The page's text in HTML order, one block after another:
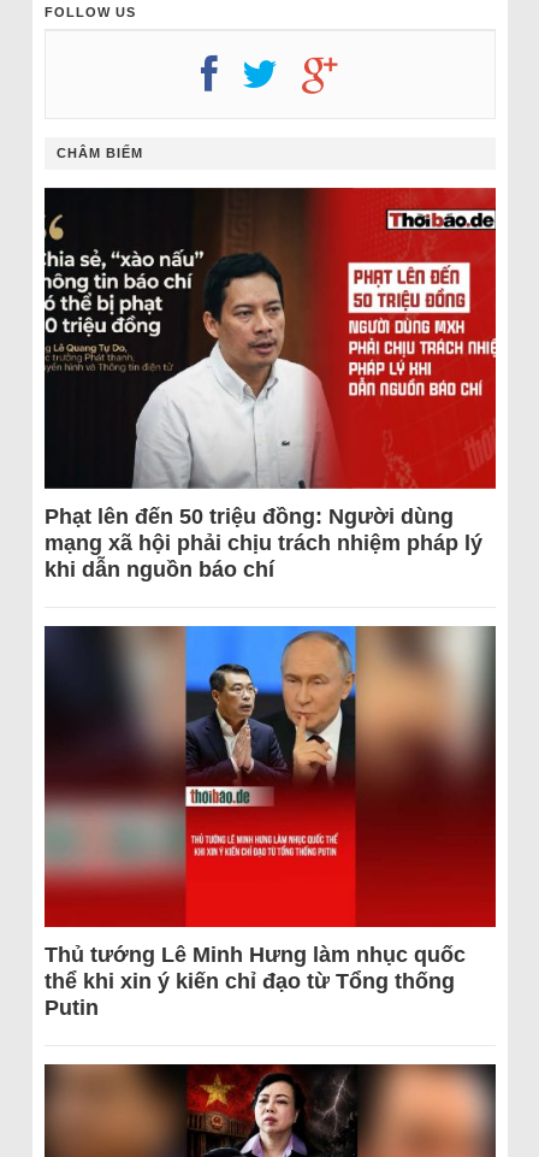
FOLLOW US
CHÂM BIẾM
Phạt lên đến 50 triệu đồng: Người dùng
mạng xã hội phải chịu trách nhiệm pháp lý
khi dẫn nguồn báo chí
Thủ tướng Lê Minh Hưng làm nhục quốc
thể khi xin ý kiến chỉ đạo từ Tổng thống
Putin